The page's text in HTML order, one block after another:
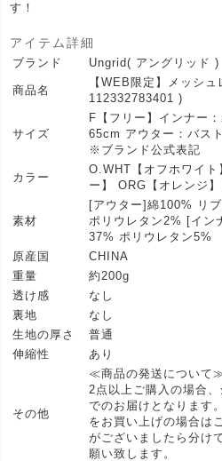
す！
アイテム詳細
ブランド Ungrid( アングリッド )
商品名
【WEB限定】メッシ
112332783401 )
サイズ
F【フリー】インナー
65cm アウター：バス
※ブランド公式表記
カラー
O.WHT【オフホワイ
ー】 ORG【オレンジ
素材
[アウター]綿100% リ
ポリウレタン2% [イン
37% ポリウレタン5%
原産国
CHINA
重量
約200g
透け感
なし
裏地
なし
生地の厚さ
普通
伸縮性
あり
その他
≪商品の発送について
2点以上ご購入の場合
でのお届けとなります
をお買い上げの場合は
がございましたら分け
願い致します。